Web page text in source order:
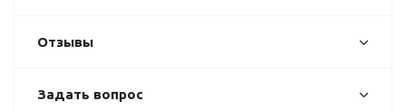
Отзывы
Задать вопрос